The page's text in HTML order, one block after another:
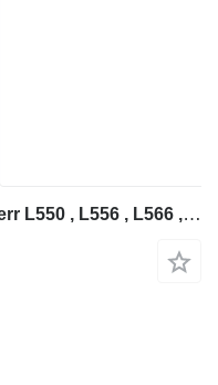
9777260 parabrisas para Liebherr L550 , L556 , L566 , L576, L580, L584, L586 cargadora de ruedas